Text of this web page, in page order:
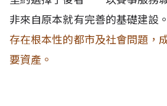
非來自原本就有完善的基礎建設
存在根本性的都市及社會問題，
要資產。